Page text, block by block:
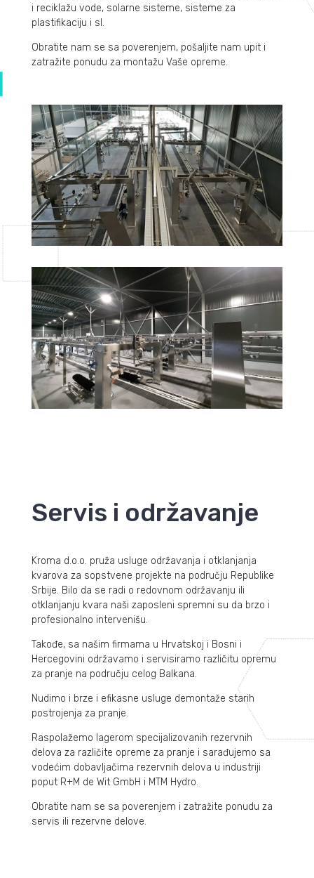
i reciklažu vode, solarne sisteme, sisteme za
plastifikaciju i sl.
Obratite nam se sa poverenjem, pošaljite nam upit i
zatražite ponudu za montažu Vaše opreme.
Servis i održavanje
Kroma d.o.o. pruža usluge održavanja i otklanjanja
kvarova za sopstvene projekte na području Republike
Srbije. Bilo da se radi o redovnom održavanju ili
otklanjanju kvara naši zaposleni spremni su da brzo i
profesionalno intervenišu.
Takođe, sa našim firmama u Hrvatskoj i Bosni i
Hercegovini održavamo i servisiramo različitu opremu
za pranje na području celog Balkana.
Nudimo i brze i efikasne usluge demontaže starih
postrojenja za pranje.
Raspolažemo lagerom specijalizovanih rezervnih
delova za različite opreme za pranje i sarađujemo sa
vodećim dobavljačima rezervnih delova u industriji
poput R+M de Wit GmbH i MTM Hydro.
Obratite nam se sa poverenjem i zatražite ponudu za
servis ili rezervne delove.